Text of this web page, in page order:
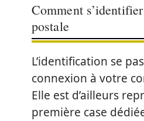
Comment
postale
L’identification se
connexion à votre
Elle est d’ailleurs
première case